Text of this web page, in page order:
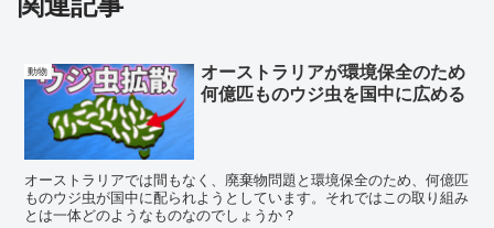
動物
オーストラリアが環境保全のため
何億匹ものウジ虫を国中に広める
オーストラリアでは間もなく、廃棄物問題と環境保全のため、何億匹
ものウジ虫が国中に配られようとしています。それではこの取り組み
とは一体どのようなものなのでしょうか？